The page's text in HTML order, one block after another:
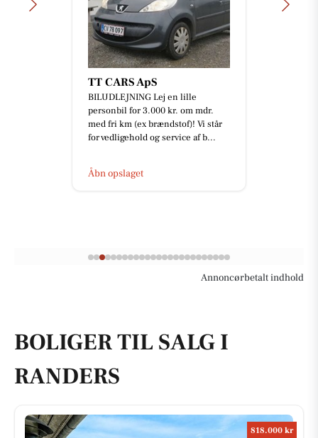
TT CARS ApS
BILUDLEJNING Lej en lille
personbil for 3.000 kr. om mdr.
med fri km (ex brændstof)! Vi står
for vedligehold og service af b...
Åbn opslaget
Annoncørbetalt indhold
BOLIGER TIL SALG I
RANDERS
818.000 kr